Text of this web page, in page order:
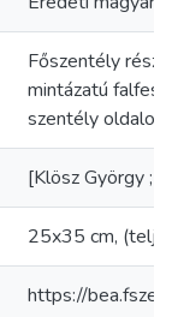
Főszentély
mintázatú
szentély
[Klösz György ;
25x35 cm,
https://